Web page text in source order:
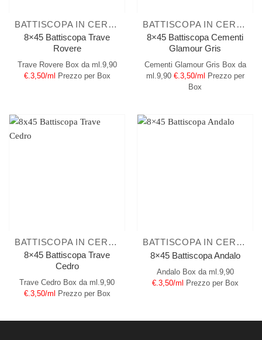
BATTISCOPA IN CERAMICA
8×45 Battiscopa Trave
Rovere
Trave Rovere Box da ml.9,90
€.3,50/ml
Prezzo per Box
BATTISCOPA IN CERAMICA
8×45 Battiscopa Cementi
Glamour Gris
Cementi Glamour Gris Box da
ml.9,90 €.3,50/ml
Prezzo per
Box
BATTISCOPA IN CERAMICA
8×45 Battiscopa Trave
Cedro
Trave Cedro Box da ml.9,90
€.3,50/ml
Prezzo per Box
BATTISCOPA IN CERAMICA
8×45 Battiscopa Andalo
Andalo Box da ml.9,90
€.3,50/ml Prezzo per Box